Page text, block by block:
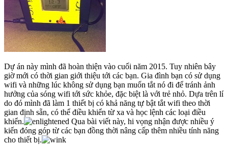
Dự án này mình đã hoàn thiện vào cuối năm 2015. Tuy nhiên bây
giờ mới có thời gian giới thiệu tới các bạn. Gia đình bạn có sử dụng
wifi và những lúc không sử dụng bạn muốn tắt nó đi để tránh ảnh
hưởng của sóng wifi tới sức khỏe, đặc biệt là với trẻ nhỏ. Dựa trên lí
do đó mình đã làm 1 thiết bị có khả năng tự bật tắt wifi theo thời
gian định sẵn, có thể điều khiển từ xa và học lệnh các loại điều
khiển.
Qua bài viết này, hi vọng nhận được nhiều ý
kiến đóng góp từ các bạn đồng thời nâng cấp thêm nhiều tính năng
cho thiết bị.